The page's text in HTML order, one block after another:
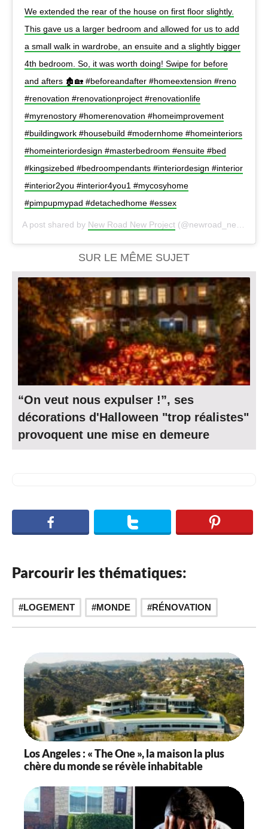
We extended the rear of the house on first floor slightly.
This gave us a larger bedroom and allowed for us to add
a small walk in wardrobe, an ensuite and a slightly bigger
4th bedroom. So, it was worth doing! Swipe for before
and afters 🏚🏡 #beforeandafter #homeextension #reno
#renovation #renovationproject #renovationlife
#myrenostory #homerenovation #homeimprovement
#buildingwork #housebuild #modernhome #homeinteriors
#homeinteriordesign #masterbedroom #ensuite #bed
#kingsizebed #bedroompendants #interiordesign #interior
#interior2you #interior4you1 #mycosyhome
#pimpupmypad #detachedhome #essex
A post shared by New Road New Project (@newroad_newproject) on
SUR LE MÊME SUJET
“On veut nous expulser !”, ses
décorations d'Halloween "trop réalistes"
provoquent une mise en demeure
Parcourir les thématiques:
LOGEMENT MONDE RÉNOVATION
Los Angeles : « The One », la maison la plus
chère du monde se révèle inhabitable